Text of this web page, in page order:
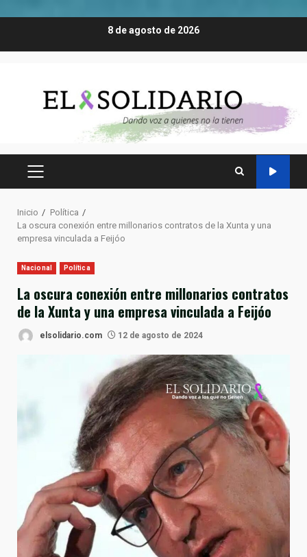
8 de agosto de 2026
MENÚ
Inicio
Política
La oscura conexión entre millonarios contratos de la Xunta y una
empresa vinculada a Feijóo
Nacional Política
La oscura conexión entre millonarios contratos
de la Xunta y una empresa vinculada a Feijóo
elsolidario.com 12 de agosto de 2024